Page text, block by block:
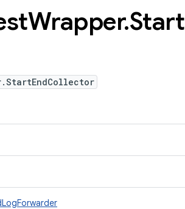
Wrapper.Start